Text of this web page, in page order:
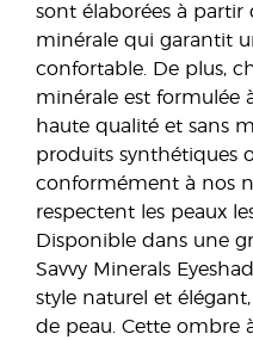
sont élaborées à partir
minérale qui garantit
confortable. De plus,
minérale est formulée
haute qualité et sans
produits synthétiques
conformément à nos
respectent les peaux
Disponible dans une
Savvy Minerals
style naturel et
de peau. Cette ombre